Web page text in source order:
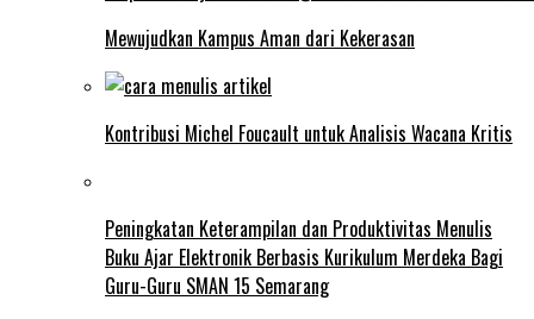
Mewujudkan Kampus Aman dari Kekerasan
Kontribusi Michel Foucault untuk Analisis Wacana Kritis
Peningkatan Keterampilan dan Produktivitas Menulis
Buku Ajar Elektronik Berbasis Kurikulum Merdeka Bagi
Guru-Guru SMAN 15 Semarang